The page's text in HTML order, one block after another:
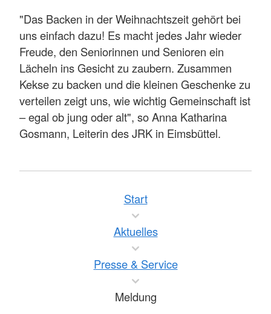
"Das Backen in der Weihnachtszeit gehört bei
uns einfach dazu! Es macht jedes Jahr wieder
Freude, den Seniorinnen und Senioren ein
Lächeln ins Gesicht zu zaubern. Zusammen
Kekse zu backen und die kleinen Geschenke zu
verteilen zeigt uns, wie wichtig Gemeinschaft ist
– egal ob jung oder alt", so Anna Katharina
Gosmann, Leiterin des JRK in Eimsbüttel.
Start
Aktuelles
Presse & Service
Meldung